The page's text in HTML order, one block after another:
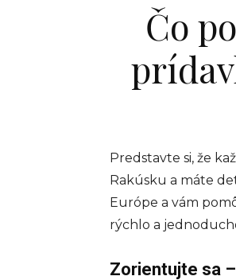
Čo
Predstavte si, že
Rakúsku a máte
Európe a vám
rýchlo a
Zorientujte sa